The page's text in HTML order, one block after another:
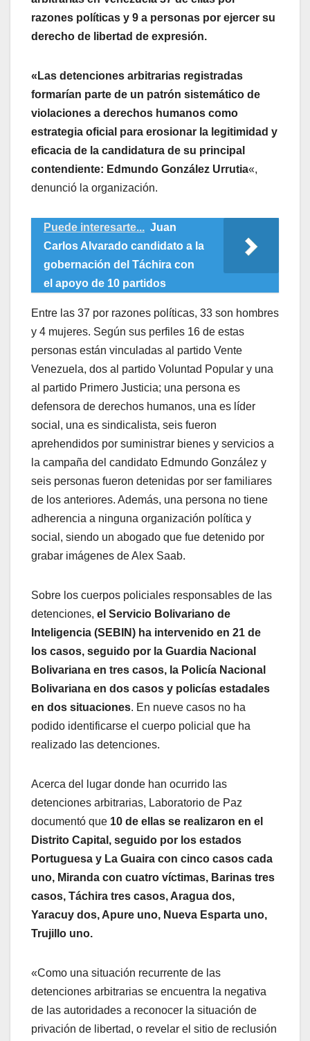
razones políticas y 9 a personas por ejercer su
derecho de libertad de expresión.
«Las detenciones arbitrarias registradas
formarían parte de un patrón sistemático de
violaciones a derechos humanos como
estrategia oficial para erosionar la legitimidad y
eficacia de la candidatura de su principal
contendiente: Edmundo González Urrutia«,
denunció la organización.
Puede interesarte... Juan
Carlos Alvarado candidato a la
gobernación del Táchira con
el apoyo de 10 partidos
Entre las 37 por razones políticas, 33 son hombres
y 4 mujeres. Según sus perfiles 16 de estas
personas están vinculadas al partido Vente
Venezuela, dos al partido Voluntad Popular y una
al partido Primero Justicia; una persona es
defensora de derechos humanos, una es líder
social, una es sindicalista, seis fueron
aprehendidos por suministrar bienes y servicios a
la campaña del candidato Edmundo González y
seis personas fueron detenidas por ser familiares
de los anteriores. Además, una persona no tiene
adherencia a ninguna organización política y
social, siendo un abogado que fue detenido por
grabar imágenes de Alex Saab.
Sobre los cuerpos policiales responsables de las
detenciones, el Servicio Bolivariano de
Inteligencia (SEBIN) ha intervenido en 21 de
los casos, seguido por la Guardia Nacional
Bolivariana en tres casos, la Policía Nacional
Bolivariana en dos casos y policías estadales
en dos situaciones. En nueve casos no ha
podido identificarse el cuerpo policial que ha
realizado las detenciones.
Acerca del lugar donde han ocurrido las
detenciones arbitrarias, Laboratorio de Paz
documentó que 10 de ellas se realizaron en el
Distrito Capital, seguido por los estados
Portuguesa y La Guaira con cinco casos cada
uno, Miranda con cuatro víctimas, Barinas tres
casos, Táchira tres casos, Aragua dos,
Yaracuy dos, Apure uno, Nueva Esparta uno,
Trujillo uno.
«Como una situación recurrente de las
detenciones arbitrarias se encuentra la negativa
de las autoridades a reconocer la situación de
privación de libertad, o revelar el sitio de reclusión